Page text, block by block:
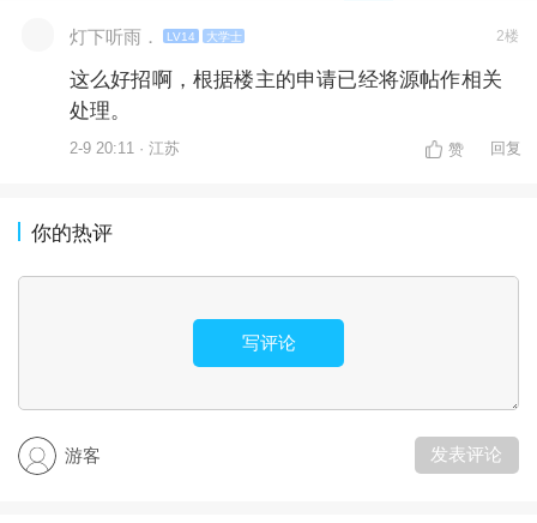
灯下听雨． LV14 大学士 2楼
这么好招啊，根据楼主的申请已经将源帖作相关
处理。
2-9 20:11 · 江苏 赞 回复
你的热评
写评论
游客 发表评论